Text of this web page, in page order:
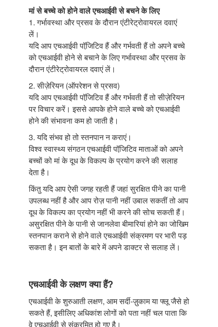
मां से बच्चे को होने वाले एचआईवी से बचने के लिए
1. गर्भावस्था और प्रसव के दौरान एंटीरेट्रोवायरल दवाएं
लें।
यदि आप एचआईवी पॉजि़टिव हैं और गर्भवती हैं तो अपने बच्चे
को एचआईवी होने से बचाने के लिए गर्भावस्था और प्रसव के
दौरान एंटीरेट्रोवायरल दवाएं लें।
2. सीज़ेरियन (ऑपरेशन से प्रसव)
यदि आप एचआईवी पॉजि़टिव हैं और गर्भवती हैं तो सीज़ेरियन
पर विचार करें। इससे आपके होने वाले बच्चे को एचआईवी
होने की संभावना कम हो जाती है।
3. यदि संभव हो तो स्तनपान न कराएं।
विश्व स्वास्थ्य संगठन एचआईवी पॉजि़टिव माताओं को अपने
बच्चों को मां के दूध के विकल्प के प्रयोग करने की सलाह
देता है।
किंतु यदि आप ऐसी जगह रहती हैं जहां सुरक्षित पीने का पानी
उपलब्ध नहीं है और आप रोज़ पानी नहीं उबाल सकतीं तो आप
दूध के विकल्प का प्रयोग नहीं भी करने की सोच सकती हैं।
असुरक्षित पीने के पानी से जानलेवा बीमारियां होने का जोखिम
स्तनपान कराने से होने वाले एचआईवी संक्रमण पर भारी पड़
सकता है। इन बातों के बारे में अपने डाक्टर से सलाह लें।
एचआईवी के लक्षण क्या हैं?
एचआईवी के शुरुआती लक्षण, आम सर्दी-ज़ुकाम या फ्लू जैसे हो
सकते हैं, इसीलिए अधिकांश लोगों को पता नहीं चल पाता कि
वे एचआईवी से संक्रमित हो गए है।